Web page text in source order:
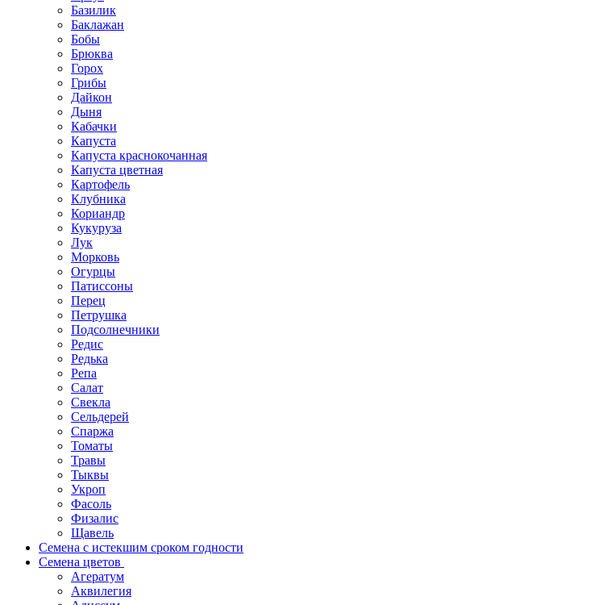
Базилик
Баклажан
Бобы
Брюква
Горох
Грибы
Дайкон
Дыня
Кабачки
Капуста
Капуста краснокочанная
Капуста цветная
Картофель
Клубника
Кориандр
Кукуруза
Лук
Морковь
Огурцы
Патиссоны
Перец
Петрушка
Подсолнечники
Редис
Редька
Репа
Салат
Свекла
Сельдерей
Спаржа
Томаты
Травы
Тыквы
Укроп
Фасоль
Физалис
Щавель
Семена с истекшим сроком годности
Семена цветов
Агератум
Аквилегия